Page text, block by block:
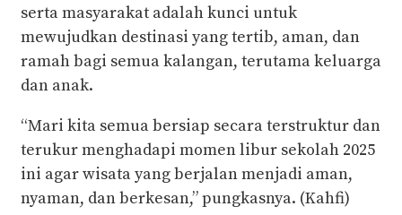
serta masyarakat adalah kunci untuk
mewujudkan destinasi yang tertib, aman, dan
ramah bagi semua kalangan, terutama keluarga
dan anak.
“Mari kita semua bersiap secara terstruktur dan
terukur menghadapi momen libur sekolah 2025
ini agar wisata yang berjalan menjadi aman,
nyaman, dan berkesan,” pungkasnya. (Kahfi)